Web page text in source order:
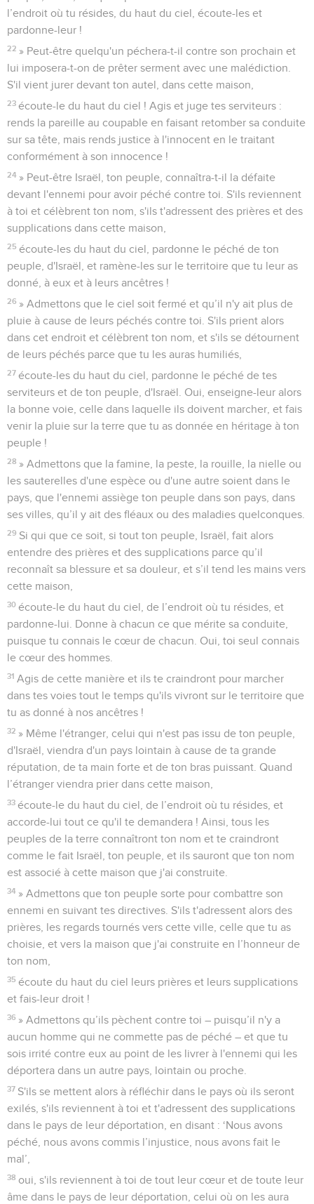
18
» Mais quoi ! Dieu pourrait-il vraiment habiter avec l’être
humain sur la terre ? Puisque ni le ciel ni les cieux des cieux
ne peuvent te contenir, cette maison que j'ai construite le
pourrait d’autant moins !
19 Toutefois, Eternel, mon Dieu, sois attentif à la prière de
ton serviteur, à sa supplication. Ecoute le cri et la prière que
Que tes yeux soient jour et nuit ouverts sur cette maison,
sur cet endroit, puisque tu as dit vouloir y faire résider ton
nom ! Ecoute la prière que ton serviteur fait à cet endroit.
21
Veuille écouter les supplications de ton serviteur et de ton
peuple, Israël, lorsqu'ils prieront à cet endroit ! Ecoute-les de
l’endroit où tu résides, du haut du ciel, écoute-les et
pardonne-leur !
» Peut-être quelqu'un péchera-t-il contre son prochain et
lui imposera-t-on de prêter serment avec une malédiction.
S'il vient jurer devant ton autel, dans cette maison,
23 écoute-le du haut du ciel ! Agis et juge tes serviteurs :
rends la pareille au coupable en faisant retomber sa conduite
sur sa tête, mais rends justice à l'innocent en le traitant
conformément à son innocence !
» Peut-être Israël, ton peuple, connaîtra-t-il la défaite
devant l'ennemi pour avoir péché contre toi. S'ils reviennent
à toi et célèbrent ton nom, s'ils t'adressent des prières et des
supplications dans cette maison,
25 écoute-les du haut du ciel, pardonne le péché de ton
peuple, d'Israël, et ramène-les sur le territoire que tu leur as
donné, à eux et à leurs ancêtres !
26 » Admettons que le ciel soit fermé et qu’il n'y ait plus de
pluie à cause de leurs péchés contre toi. S'ils prient alors
dans cet endroit et célèbrent ton nom, et s'ils se détournent
de leurs péchés parce que tu les auras humiliés,
27 écoute-les du haut du ciel, pardonne le péché de tes
serviteurs et de ton peuple, d'Israël. Oui, enseigne-leur alors
la bonne voie, celle dans laquelle ils doivent marcher, et fais
venir la pluie sur la terre que tu as donnée en héritage à ton
peuple !
28
» Admettons que la famine, la peste, la rouille, la nielle ou
les sauterelles d'une espèce ou d'une autre soient dans le
pays, que l'ennemi assiège ton peuple dans son pays, dans
ses villes, qu’il y ait des fléaux ou des maladies quelconques.
29 Si qui que ce soit, si tout ton peuple, Israël, fait alors
entendre des prières et des supplications parce qu’il
reconnaît sa blessure et sa douleur, et s’il tend les mains vers
cette maison,
écoute-le du haut du ciel, de l’endroit où tu résides, et
pardonne-lui. Donne à chacun ce que mérite sa conduite,
puisque tu connais le cœur de chacun. Oui, toi seul connais
le cœur des hommes.
31 Agis de cette manière et ils te craindront pour marcher
dans tes voies tout le temps qu'ils vivront sur le territoire que
tu as donné à nos ancêtres !
32 » Même l'étranger, celui qui n'est pas issu de ton peuple,
d'Israël, viendra d'un pays lointain à cause de ta grande
réputation, de ta main forte et de ton bras puissant. Quand
l’étranger viendra prier dans cette maison,
33 écoute-le du haut du ciel, de l’endroit où tu résides, et
accorde-lui tout ce qu'il te demandera ! Ainsi, tous les
peuples de la terre connaîtront ton nom et te craindront
comme le fait Israël, ton peuple, et ils sauront que ton nom
est associé à cette maison que j'ai construite.
» Admettons que ton peuple sorte pour combattre son
ennemi en suivant tes directives. S'ils t'adressent alors des
prières, les regards tournés vers cette ville, celle que tu as
choisie, et vers la maison que j'ai construite en l’honneur de
ton nom,
35
écoute du haut du ciel leurs prières et leurs supplications